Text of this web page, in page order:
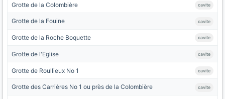
Grotte de la Colombière cavite
Grotte de la Fouine cavite
Grotte de la Roche Boquette cavite
Grotte de l'Eglise cavite
Grotte de Roullieux No 1 cavite
Grotte des Carrières No 1 ou près de la Colombière cavite